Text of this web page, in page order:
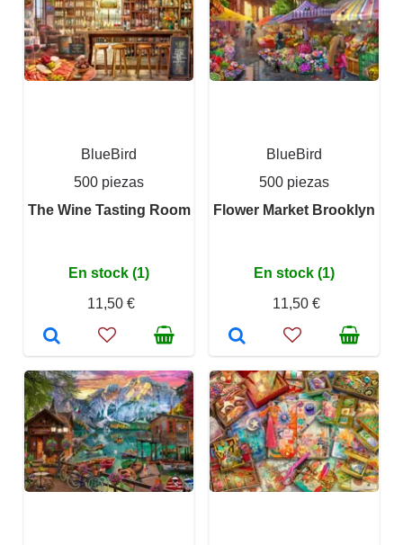
BlueBird
500 piezas
The Wine Tasting Room
En stock (1)
11,50 €
BlueBird
500 piezas
Flower Market Brooklyn
En stock (1)
11,50 €